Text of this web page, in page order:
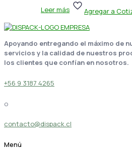
Leer más Agregar a
Apoyando entregando el máximo de
servicios y la calidad de nuestros
los clientes que confían en nosotros.
+56 9 3187 4265
o
contacto@dispack.cl
Menú